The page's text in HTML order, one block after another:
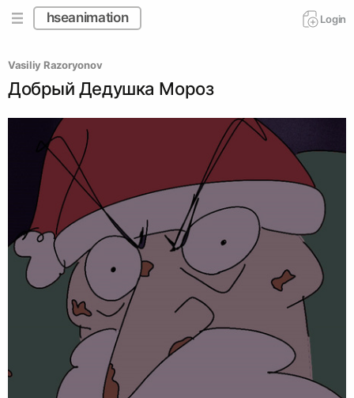
hseanimation Login
Vasiliy Razoryonov
Добрый Дедушка Мороз